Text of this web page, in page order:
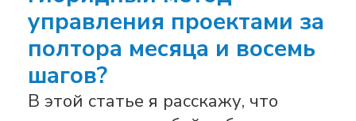
управления проектами за
полтора месяца и восемь
шагов?
В этой статье я расскажу, что